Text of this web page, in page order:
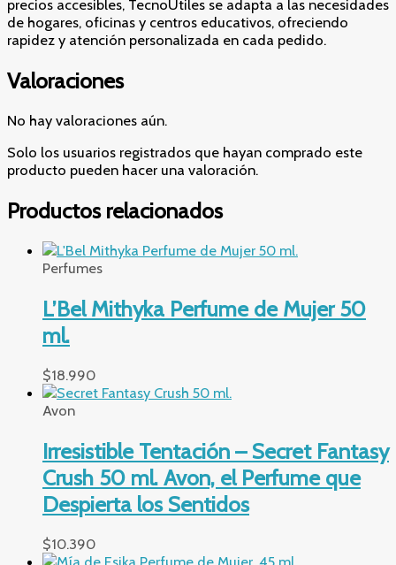
precios accesibles, TecnoÚtiles se adapta a las necesidades
de hogares, oficinas y centros educativos, ofreciendo
rapidez y atención personalizada en cada pedido.
Valoraciones
No hay valoraciones aún.
Solo los usuarios registrados que hayan comprado este
producto pueden hacer una valoración.
Productos relacionados
Perfumes
L’Bel Mithyka Perfume de Mujer 50
ml.
$18.990
Avon
Irresistible Tentación – Secret Fantasy
Crush 50 ml. Avon, el Perfume que
Despierta los Sentidos
$10.390